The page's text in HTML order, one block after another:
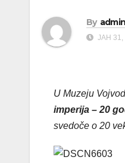
By admin
ЈАН 31,
U Muzeju
imperija – 20
svedoče o 20